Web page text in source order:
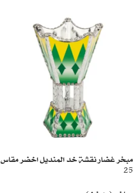
مبخر غضار نقشة خد المنديل اخضر مقاس
25